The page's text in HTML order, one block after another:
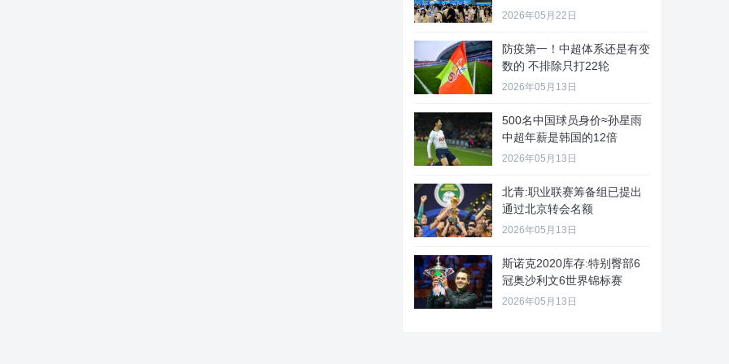
2026年05月22日
防疫第一！中超体系还是有变
数的 不排除只打22轮
2026年05月13日
500名中国球员身价≈孙星雨
中超年薪是韩国的12倍
2026年05月13日
北青:职业联赛筹备组已提出
通过北京转会名额
2026年05月13日
斯诺克2020库存:特别臀部6
冠奥沙利文6世界锦标赛
2026年05月13日